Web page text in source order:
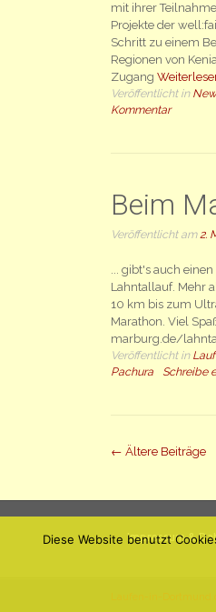
mit ihrer
Projekte der
Schritt zu einem
Regionen von
Zugang
Veröffentlicht in
Kommentar
Beim
Veröffentlicht am2.
... gibt's auch
Lahntallauf. Mehr
10 km bis zum
Marathon. Viel
marburg.de/
Veröffentlicht in
Pachura
Schreibe
Beiträge
← Ältere Beiträge
Impressum &
Diese Website benutzt